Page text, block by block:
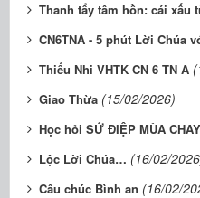
Thanh tẩy tâm hồn: cái xấu
CN6TNA - 5 phút Lời Chúa
Thiếu Nhi VHTK CN 6 TN A
Giao Thừa (15/02/2026)
Học hỏi SỨ ĐIỆP MÙA
Lộc Lời Chúa… (16/02/
Câu chúc Bình an (16/02/